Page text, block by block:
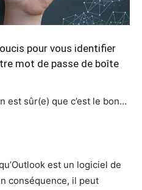
pour vous identifier
mot de passe de boîte
est sûr(e) que c’est le bon…
est un logiciel de
conséquence, il peut